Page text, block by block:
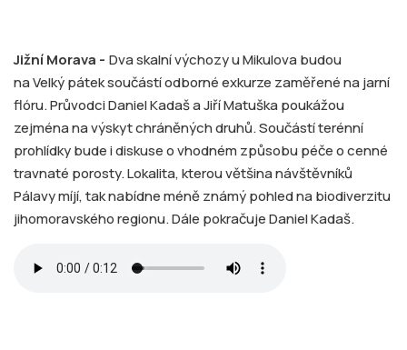
Jižní Morava - Dva skalní výchozy u Mikulova budou
na Velký pátek součástí odborné exkurze zaměřené na jarní
flóru. Průvodci Daniel Kadaš a Jiří Matuška poukážou
zejména na výskyt chráněných druhů. Součástí terénní
prohlídky bude i diskuse o vhodném způsobu péče o cenné
travnaté porosty. Lokalita, kterou většina návštěvníků
Pálavy míjí, tak nabídne méně známý pohled na biodiverzitu
jihomoravského regionu. Dále pokračuje Daniel Kadaš.